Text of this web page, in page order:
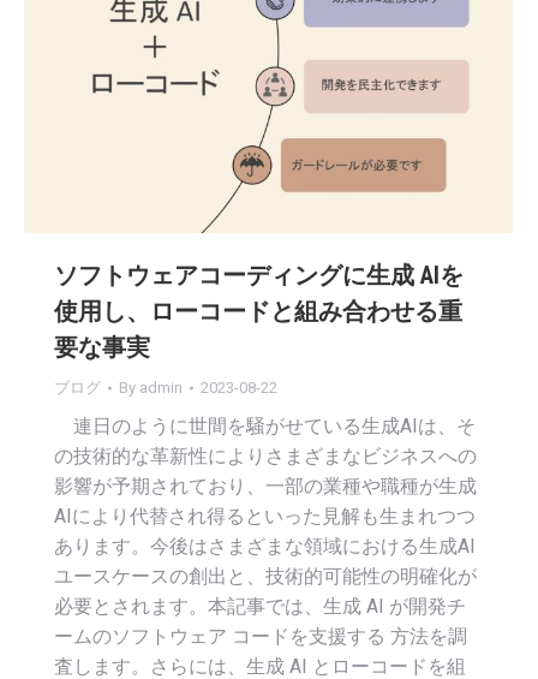
ソフトウェアコーディングに生成 AIを
使用し、ローコードと組み合わせる重
要な事実
ブログ By admin 2023-08-22
連日のように世間を騒がせている生成AIは、そ
の技術的な革新性によりさまざまなビジネスへの
影響が予期されており、一部の業種や職種が生成
AIにより代替され得るといった見解も生まれつつ
あります。今後はさまざまな領域における生成AI
ユースケースの創出と、技術的可能性の明確化が
必要とされます。本記事では、生成 AI が開発チ
ームのソフトウェア コードを支援する 方法を調
査します。さらには、生成 AI とローコードを組